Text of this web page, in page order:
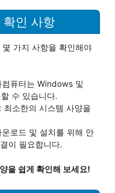
확인 사항
가지 사항을 확인해야
컴퓨터는 Windows 및
수 있습니다.
최소한의 시스템 사양을
운로드 및 설치를 위해 안
이 필요합니다.
을 쉽게 확인해 보세요!